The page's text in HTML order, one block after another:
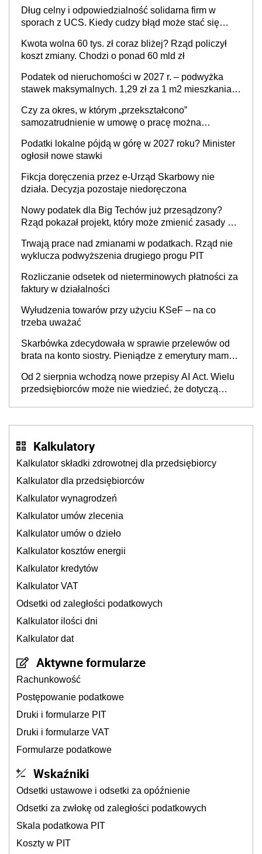
Dług celny i odpowiedzialność solidarna firm w
sporach z UCS. Kiedy cudzy błąd może stać się
Kwota wolna 60 tys. zł coraz bliżej? Rząd policzył
koszt zmiany. Chodzi o ponad 60 mld zł
Podatek od nieruchomości w 2027 r. – podwyżka
stawek maksymalnych. 1,29 zł za 1 m2 mieszkania,
prowadzeniem działalności gospodarczej
Czy za okres, w którym „przekształcono”
samozatrudnienie w umowę o pracę można
cywilnoprawnej jedynym racjonalnym wyjściem
Podatki lokalne pójdą w górę w 2027 roku? Minister
ogłosił nowe stawki
Fikcja doręczenia przez e-Urząd Skarbowy nie
działa. Decyzja pozostaje niedoręczona
Nowy podatek dla Big Techów już przesądzony?
Rząd pokazał projekt, który może zmienić zasady gry
Trwają prace nad zmianami w podatkach. Rząd nie
wyklucza podwyższenia drugiego progu PIT
Rozliczanie odsetek od nieterminowych płatności za
faktury w działalności
Wyłudzenia towarów przy użyciu KSeF – na co
trzeba uważać
Skarbówka zdecydowała w sprawie przelewów od
brata na konto siostry. Pieniądze z emerytury mamy
będzie
Od 2 sierpnia wchodzą nowe przepisy AI Act. Wielu
przedsiębiorców może nie wiedzieć, że dotyczą
Kalkulatory
Kalkulator składki zdrowotnej dla przedsiębiorcy
Kalkulator dla przedsiębiorców
Kalkulator wynagrodzeń
Kalkulator umów zlecenia
Kalkulator umów o dzieło
Kalkulator kosztów energii
Kalkulator kredytów
Kalkulator VAT
Odsetki od zaległości podatkowych
Kalkulator ilości dni
Kalkulator dat
Aktywne formularze
Rachunkowość
Postępowanie podatkowe
Druki i formularze PIT
Druki i formularze VAT
Formularze podatkowe
Wskaźniki
Odsetki ustawowe i odsetki za opóźnienie
Odsetki za zwłokę od zaległości podatkowych
Skala podatkowa PIT
Koszty w PIT